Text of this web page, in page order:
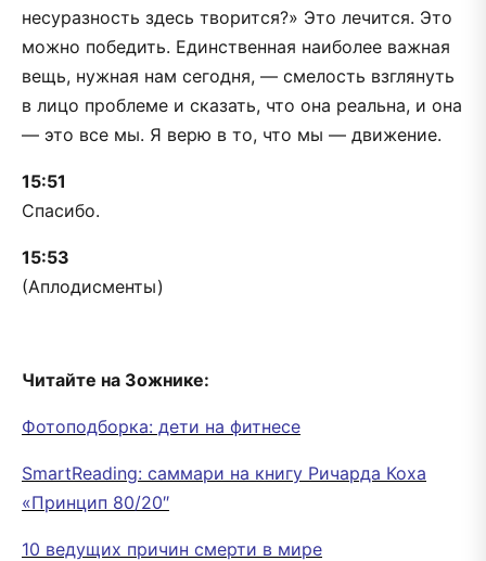
несуразность здесь творится?» Это лечится. Это
можно победить. Единственная наиболее важная
вещь, нужная нам сегодня, — смелость взглянуть
в лицо проблеме и сказать, что она реальна, и она
— это все мы. Я верю в то, что мы — движение.
15:51
Спасибо.
15:53
(Аплодисменты)
Читайте на Зожнике:
Фотоподборка: дети на фитнесе
SmartReading: саммари на книгу Ричарда Коха
«Принцип 80/20″
10 ведущих причин смерти в мире